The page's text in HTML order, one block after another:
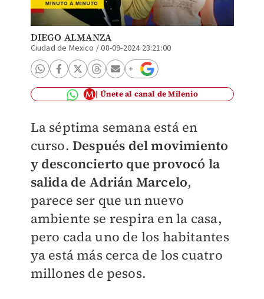
DIEGO ALMANZA
Ciudad de Mexico /08-09-2024 23:21:00
Únete al canal de Milenio
La séptima semana está en
curso. Después del movimiento
y desconcierto que provocó la
salida de Adrián Marcelo,
parece ser que un nuevo
ambiente se respira en la casa,
pero cada uno de los habitantes
ya está más cerca de los cuatro
millones de pesos.